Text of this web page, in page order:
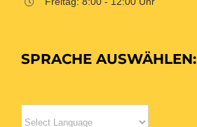
SPRACHE AUSWÄHLEN: